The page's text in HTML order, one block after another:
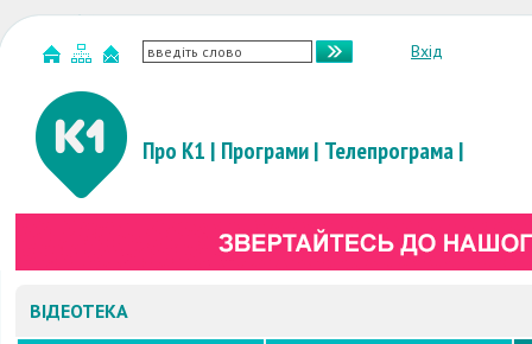
Вхід
Про К1 | Програми| Телепрограма|
ВІДЕОТЕКА